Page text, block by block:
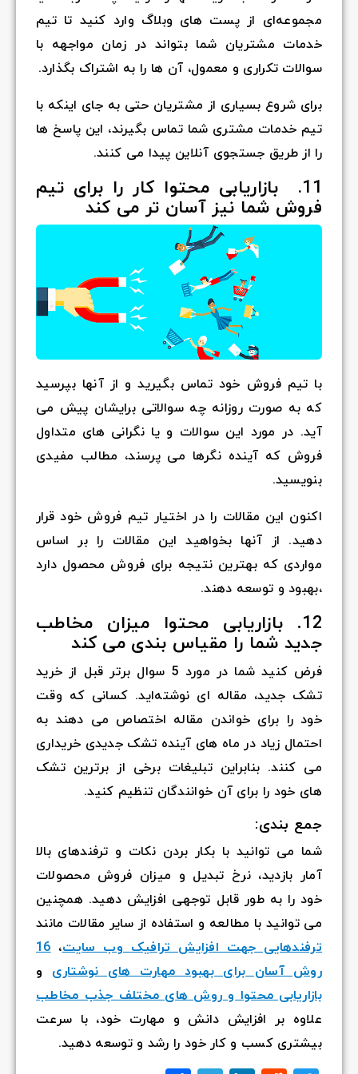
مجموعه‌ای از پست های وبلاگ وارد کنید تا تیم
خدمات مشتریان شما بتواند در زمان مواجهه با
سوالات تکراری و معمول، آن ها را به اشتراک بگذارد.
برای شروع بسیاری از مشتریان حتی به جای اینکه با
تیم خدمات مشتری شما تماس بگیرند، این پاسخ ها
را از طریق جستجوی آنلاین پیدا می کنند.
11.
بازاریابی محتوا کار را برای تیم
فروش شما نیز آسان تر می کند
با تیم فروش خود تماس بگیرید و از آنها بپرسید
که به صورت روزانه چه سوالاتی برایشان پیش می
آید. در مورد این سوالات و یا نگرانی های متداول
فروش که آینده نگرها می پرسند، مطالب مفیدی
بنویسید.
اکنون این مقالات را در اختیار تیم فروش خود قرار
دهید. از آنها بخواهید این مقالات را بر اساس
مواردی که بهترین نتیجه برای فروش محصول دارد
،بهبود و توسعه دهند.
12. بازاریابی محتوا میزان مخاطب
جدید شما را مقیاس بندی می کند
فرض کنید شما در مورد 5 سوال برتر قبل از خرید
تشک جدید، مقاله ای نوشته‌اید. کسانی که وقت
خود را برای خواندن مقاله اختصاص می دهند به
احتمال زیاد در ماه های آینده تشک جدیدی خریداری
می کنند. بنابراین تبلیغات برخی از برترین تشک
های خود را برای آن خوانندگان تنظیم کنید.
جمع بندی:
شما می توانید با بکار بردن نکات و ترفندهای بالا
آمار بازدید، نرخ تبدیل و میزان فروش محصولات
خود را به طور قابل توجهی افزایش دهید. همچنین
می توانید با مطالعه و استفاده از سایر مقالات مانند
ترفندهایی جهت افزایش ترافیک وب سایت، 16
روش آسان برای بهبود مهارت های نوشتاریو
بازاریابی محتوا و روش های مختلف جذب مخاطب
علاوه بر افزایش دانش و مهارت خود، با سرعت
بیشتری کسب و کار خود را رشد و توسعه دهید.